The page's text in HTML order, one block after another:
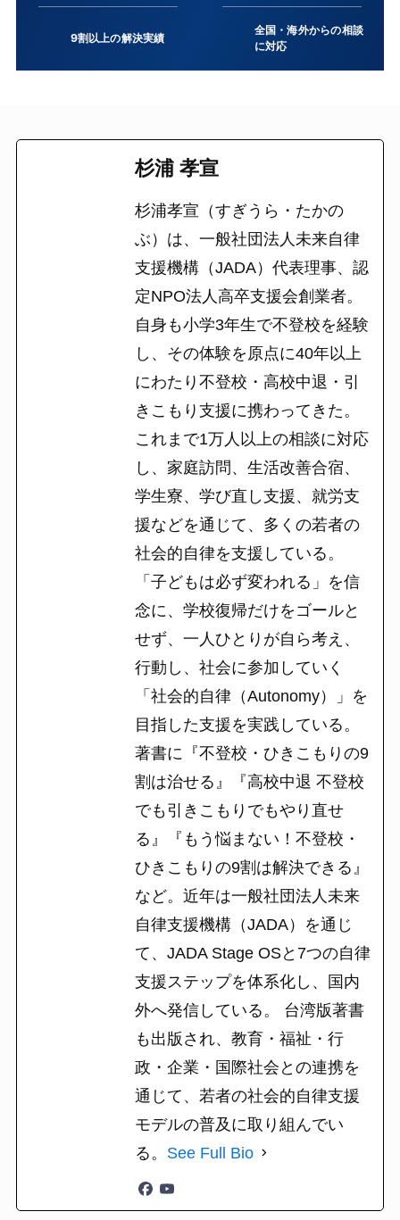
9割以上の解決実績
全国・海外からの相談
に対応
杉浦 孝宣
杉浦孝宣（すぎうら・たかの
ぶ）は、一般社団法人未来自律
支援機構（JADA）代表理事、認
定NPO法人高卒支援会創業者。
自身も小学3年生で不登校を経験
し、その体験を原点に40年以上
にわたり不登校・高校中退・引
きこもり支援に携わってきた。
これまで1万人以上の相談に対応
し、家庭訪問、生活改善合宿、
学生寮、学び直し支援、就労支
援などを通じて、多くの若者の
社会的自律を支援している。
「子どもは必ず変われる」を信
念に、学校復帰だけをゴールと
せず、一人ひとりが自ら考え、
行動し、社会に参加していく
「社会的自律（Autonomy）」を
目指した支援を実践している。
著書に『不登校・ひきこもりの9
割は治せる』『高校中退 不登校
でも引きこもりでもやり直せ
る』『もう悩まない！不登校・
ひきこもりの9割は解決できる』
など。近年は一般社団法人未来
自律支援機構（JADA）を通じ
て、JADA Stage OSと7つの自律
支援ステップを体系化し、国内
外へ発信している。 台湾版著書
も出版され、教育・福祉・行
政・企業・国際社会との連携を
通じて、若者の社会的自律支援
モデルの普及に取り組んでい
る。 See Full Bio